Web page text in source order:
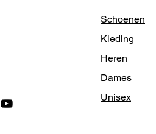
Schoenen
Kleding
Heren
Dames
Unisex